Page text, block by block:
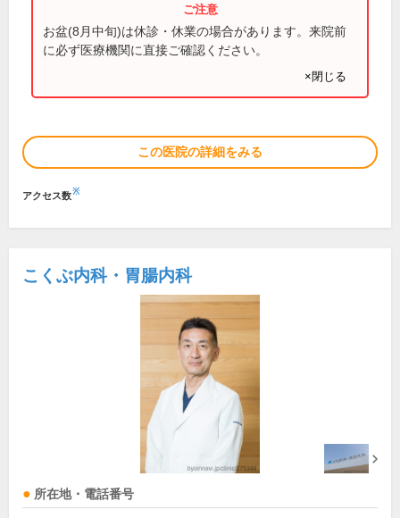
お盆(8月中旬)は休診・休業の場合があります。来院前
に必ず医療機関に直接ご確認ください。
×閉じる
この医院の詳細をみる
アクセス数※
こくぶ内科・胃腸内科
所在地・電話番号